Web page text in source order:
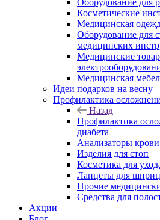
Оборудование для
Косметические
Медицинская
Оборудование для
медицинских
Медицинские
Медицинская
Идеи подарков на весну
Профилактика
Назад
Профилактика
диабета
Анализаторы
Изделия для стоп
Косметика для
Ланцеты для
Прочие
Средства для
Акции